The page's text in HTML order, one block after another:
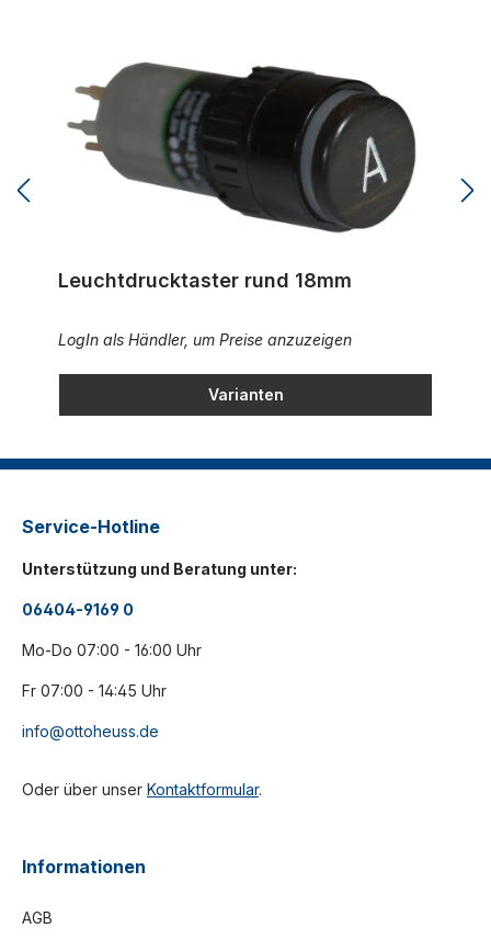
Leuchtdrucktaster rund 18mm
LogIn als Händler, um Preise anzuzeigen
Varianten
Service-Hotline
Unterstützung und Beratung unter:
06404-9169 0
Mo-Do 07:00 - 16:00 Uhr
Fr 07:00 - 14:45 Uhr
info@ottoheuss.de
Oder über unser Kontaktformular.
Informationen
AGB